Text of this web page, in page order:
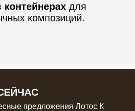
контейнерах для
композиций.
предложения Лотос К